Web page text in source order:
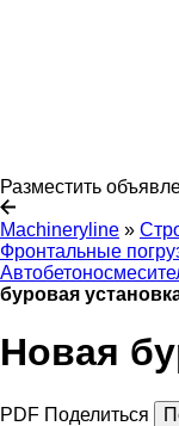
Разместить
Machineryline »
Фронтальные
буровая
Новая
PDF Поделиться